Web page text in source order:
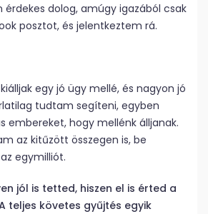
érdekes dolog, amúgy igazából csak
posztot, és jelentkeztem rá.
egy jó ügy mellé, és nagyon jó
tudtam segíteni, egyben
embereket, hogy mellénk álljanak.
az kitűzött összegen is, be
egymilliót.
jól is tetted, hiszen el is érted a
teljes követes gyűjtés egyik